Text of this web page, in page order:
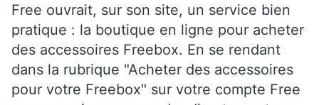
Free ouvrait, sur son site, un service bien
pratique : la boutique en ligne pour acheter
des accessoires Freebox. En se rendant
dans la rubrique "Acheter des accessoires
pour votre Freebox" sur votre compte Free